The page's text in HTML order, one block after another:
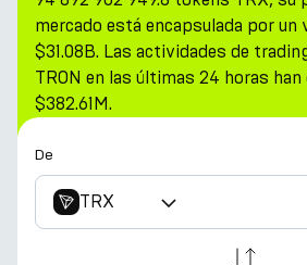
mercado está encapsulada por un
$31.08B. Las actividades de
TRON en las últimas 24 horas han
$382.61M.
De
TRX